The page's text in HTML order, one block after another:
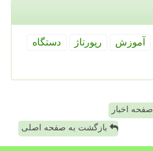
آموزش رپورتاژ
دستگاه
صفحه اخبار
بازگشت به صفحه اصلی